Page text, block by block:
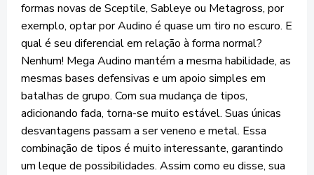
formas novas de Sceptile, Sableye ou Metagross, por
exemplo, optar por Audino é quase um tiro no escuro. E
qual é seu diferencial em relação à forma normal?
Nenhum! Mega Audino mantém a mesma habilidade, as
mesmas bases defensivas e um apoio simples em
batalhas de grupo. Com sua mudança de tipos,
adicionando fada, torna-se muito estável. Suas únicas
desvantagens passam a ser veneno e metal. Essa
combinação de tipos é muito interessante, garantindo
um leque de possibilidades. Assim como eu disse, sua